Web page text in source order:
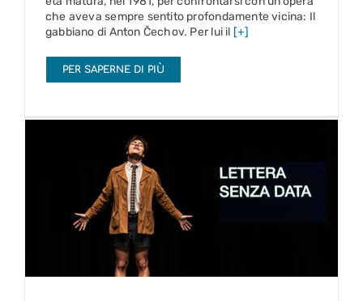
che aveva sempre sentito profondamente vicina: Il
gabbiano di Anton Čechov. Per lui il [+]
PER SAPERNE DI PIÙ
Per sempre
1 – 6 dic 2026